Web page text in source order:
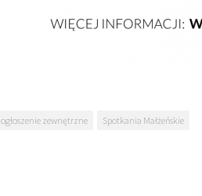
ogłoszenie zewnętrzne Spotkania Małżeńskie